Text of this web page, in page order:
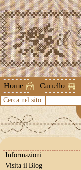
Home Carrello
Cerca nel sito
Informazioni
Visita il Blog